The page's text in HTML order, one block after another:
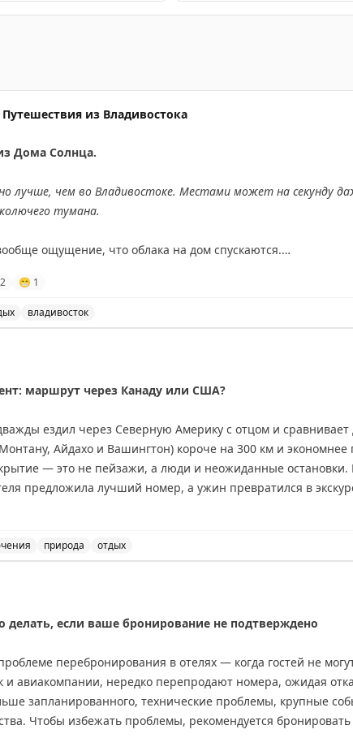
из Владивостока
Дома Солнца.
лучше, чем во Владивостоке. Местами может на секунду
тумана.
ощущение, что облака на дом спускаются.
– у меня в телефоне по прогнозу погоды на следующей
погода улучшится, потому что редко приложение моё
И пусть никакая серая погода не омрачит его.
· Сайт
2 😁 1
владивосток
маршрут через Канаду или США?
ездил через Северную Америку с отцом и
Айдахо и Вашингтон) короче на 300 км и экономнее
— это не пейзажи, а люди и неожиданные остановки.
предложила лучший номер, а ужин превратился в
Вавы или Муз-Джо. Если спешите — США справедливо
открытий.
природа отдых
делать, если ваше бронирование не подтверждено
перебронирования в отелях — когда гостей не
и авиакомпании, нередко перепродают номера, ожидая
запланированного, технические проблемы, крупные
Чтобы избежать проблемы, рекомендуется